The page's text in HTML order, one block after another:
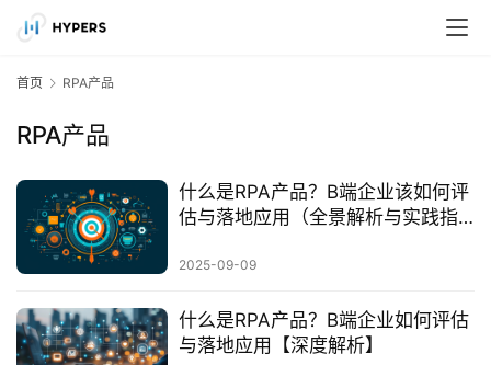
首页 RPA产品
RPA产品
什么是RPA产品？B端企业该如何评
估与落地应用（全景解析与实践指
2025-09-09
什么是RPA产品？B端企业如何评估
与落地应用【深度解析】